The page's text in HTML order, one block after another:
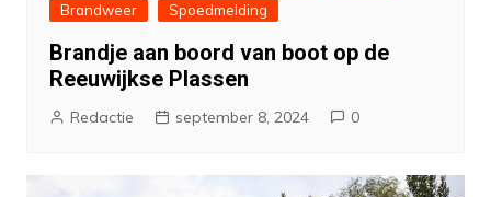
Brandweer
Spoedmelding
Brandje aan boord van boot op de
Reeuwijkse Plassen
Redactie september 8, 2024 0